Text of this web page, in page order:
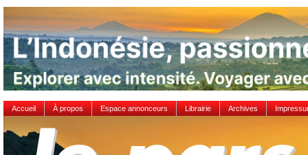
Accueil À propos Espace annonceurs Librairie Archives